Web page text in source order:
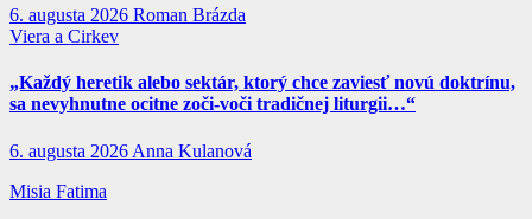
6. augusta 2026 Roman Brázda
Viera a Cirkev
„Každý heretik alebo sektár, ktorý chce zaviesť novú doktrínu,
sa nevyhnutne ocitne zoči-voči tradičnej liturgii…“
6. augusta 2026 Anna Kulanová
Misia Fatima